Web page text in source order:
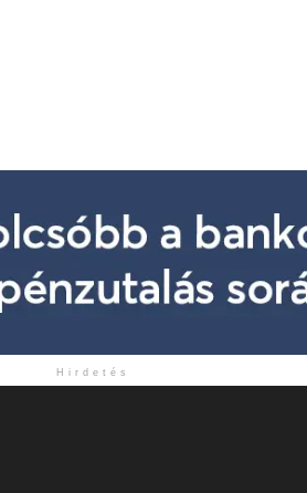
Hirdetés